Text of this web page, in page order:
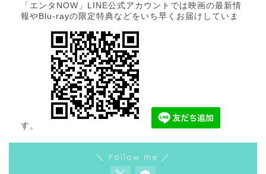
「エンタNOW」LINE公式アカウントでは映画の最新情
報やBlu-rayの限定特典などをいち早くお届けしていま
す。
＼ Follow me ／